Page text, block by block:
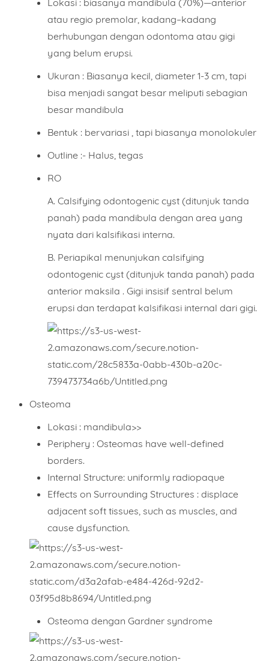
Lokasi : biasanya mandibula (70%)—anterior
atau regio premolar, kadang–kadang
berhubungan dengan odontoma atau gigi
yang belum erupsi.
Ukuran : Biasanya kecil, diameter 1-3 cm, tapi
bisa menjadi sangat besar meliputi sebagian
besar mandibula
Bentuk : bervariasi , tapi biasanya monolokuler
Outline :- Halus, tegas
RO
A. Calsifying odontogenic cyst (ditunjuk tanda
panah) pada mandibula dengan area yang
nyata dari kalsifikasi interna.
B. Periapikal menunjukan calsifying
odontogenic cyst (ditunjuk tanda panah) pada
anterior maksila . Gigi insisif sentral belum
erupsi dan terdapat kalsifikasi internal dari gigi.
Osteoma
Lokasi : mandibula>>
Periphery : Osteomas have well-defined
borders.
Internal Structure: uniformly radiopaque
Effects on Surrounding Structures : displace
adjacent soft tissues, such as muscles, and
cause dysfunction.
Osteoma dengan Gardner syndrome